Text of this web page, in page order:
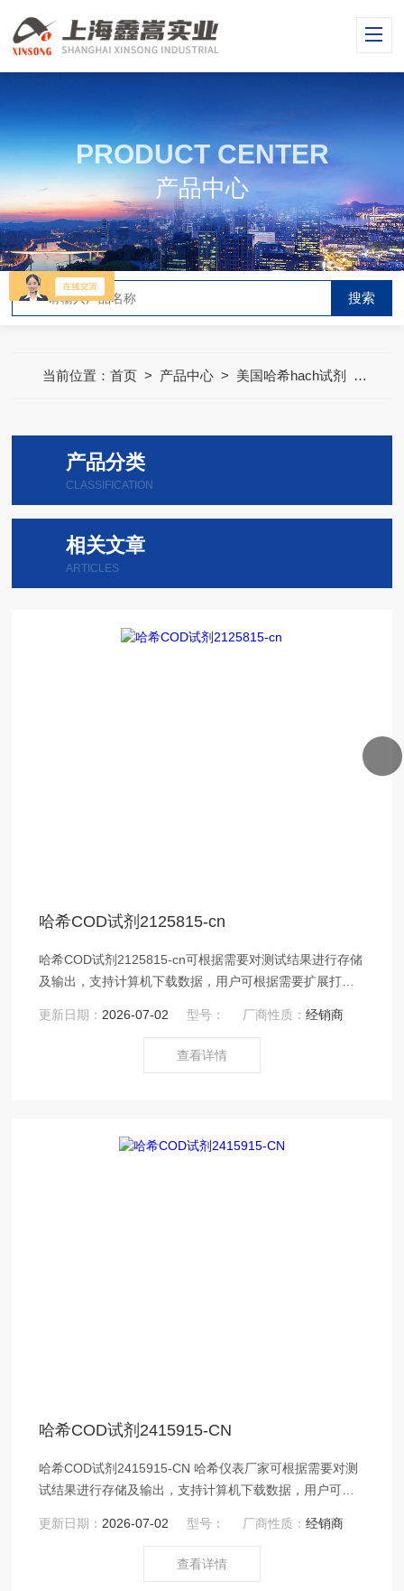
PRODUCT CENTER
产品中心
当前位置：首页 > 产品中心 > 美国哈希hach试剂
产品分类
CLASSIFICATION
相关文章
ARTICLES
哈希COD试剂2125815-cn
哈希COD试剂2125815-cn可根据需要对测试结果进行存储
及输出，支持计算机下载数据，用户可根据需要扩展打印
检查
更新日期： 2026-07-02 型号： 厂商性质：经销商
查看详情
哈希COD试剂2415915-CN
哈希COD试剂2415915-CN 哈希仪表厂家可根据需要对测
试结果进行存储及输出，支持计算机下载数据，用户可根
信号，便于故障检查
更新日期： 2026-07-02 型号： 厂商性质：经销商
查看详情